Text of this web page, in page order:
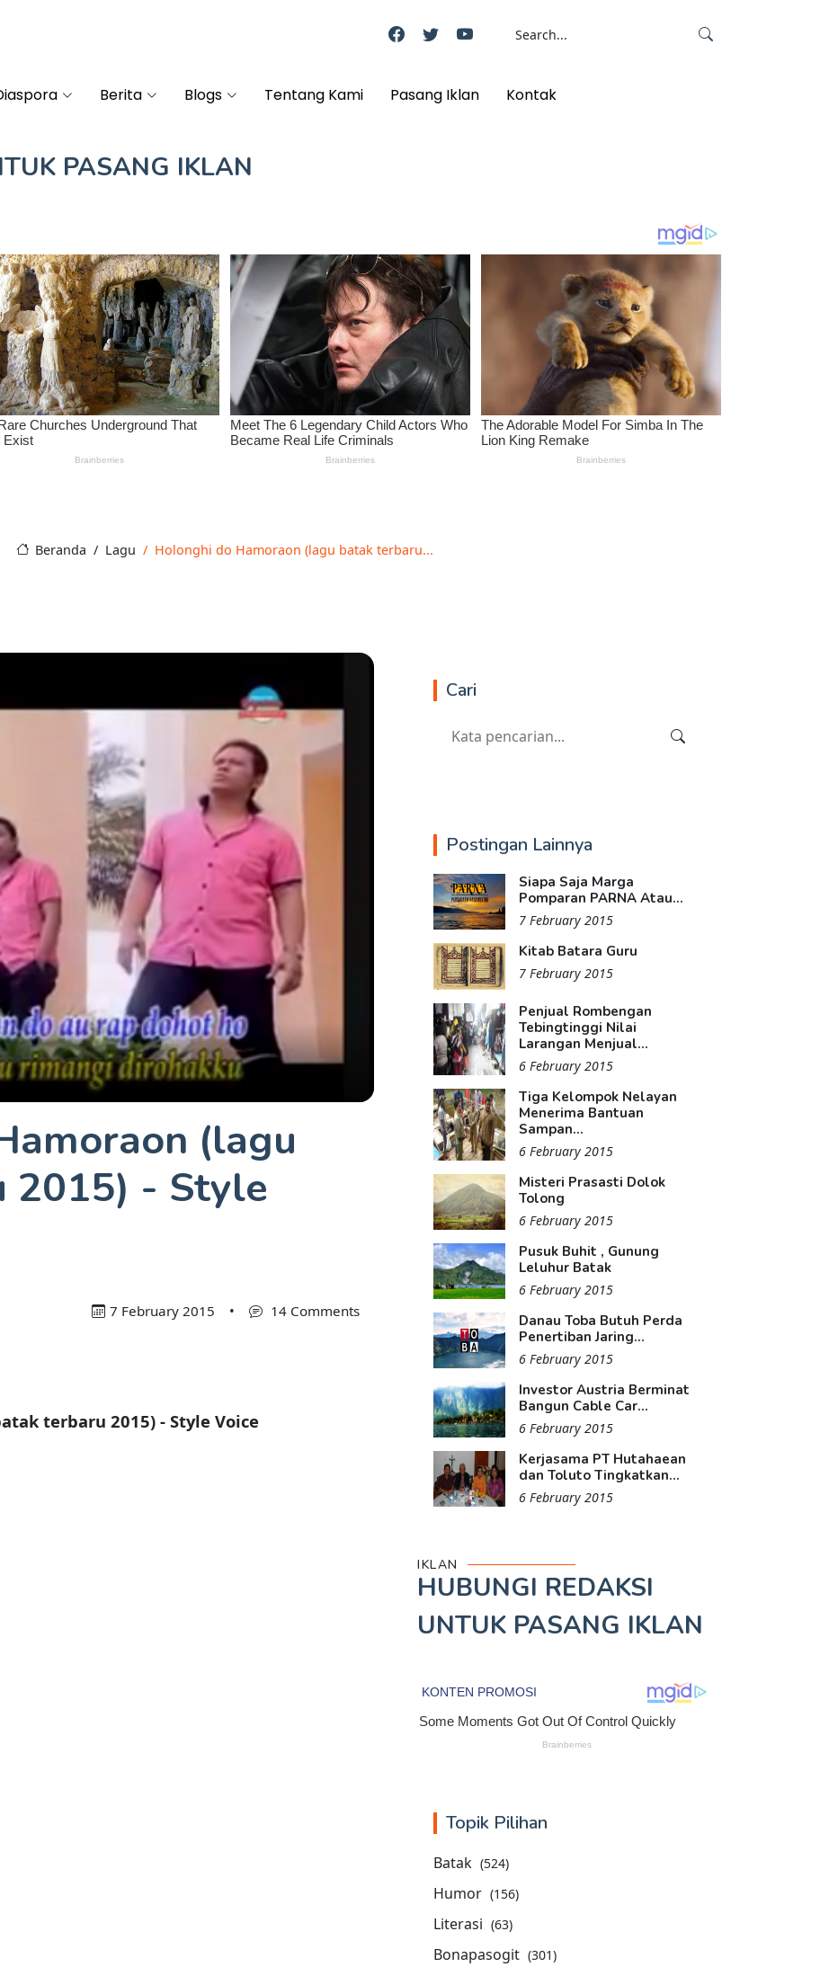
Berita Blogs Tentang Kami Pasang Iklan Kontak
PASANG IKLAN
Beranda Lagu Holonghi do Hamoraon (lagu batak terbaru...
(lagu
2015) - Style
7 February 2015 • 14 Comments
terbaru 2015) - Style Voice
Cari
Postingan Lainnya
Siapa Saja Marga
Pomparan PARNA Atau...
7 February 2015
Kitab Batara Guru
7 February 2015
Penjual Rombengan
Tebingtinggi Nilai
Larangan Menjual...
6 February 2015
Tiga Kelompok Nelayan
Menerima Bantuan
Sampan...
6 February 2015
Misteri Prasasti Dolok
Tolong
6 February 2015
Pusuk Buhit , Gunung
Leluhur Batak
6 February 2015
Danau Toba Butuh Perda
Penertiban Jaring...
6 February 2015
Investor Austria Berminat
Bangun Cable Car...
6 February 2015
Kerjasama PT Hutahaean
dan Toluto Tingkatkan...
6 February 2015
IKLAN
HUBUNGI REDAKSI
UNTUK PASANG IKLAN
Topik Pilihan
Batak (524)
Humor (156)
Literasi (63)
Bonapasogit (301)